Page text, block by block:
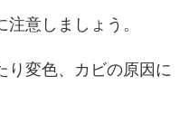
意しましょう。
り変色、カビの原因に